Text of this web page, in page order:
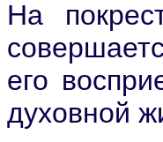
На
его
духовной